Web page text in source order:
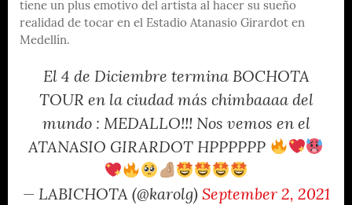
tiene un plus emotivo del artista al hacer su sueño
realidad de tocar en el Estadio Atanasio Girardot en
Medellín.
El 4 de Diciembre termina BOCHOTA
TOUR en la ciudad más chimbaaaa del
mundo : MEDALLO!!! Nos vemos en el
ATANASIO GIRARDOT HPPPPPP
— LABICHOTA (@karolg) September 2, 2021